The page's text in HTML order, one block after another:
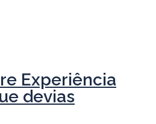
Experiência
devias